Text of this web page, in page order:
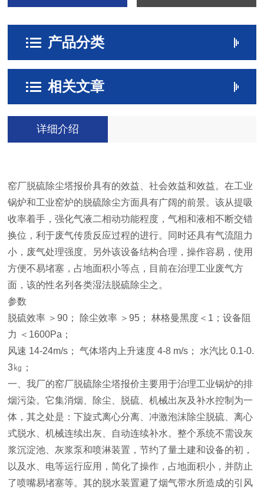
产品分类
相关文章
详细介绍
窑厂脱硫除尘塔报价具有的效益、社会效益和效益。在工业
锅炉和工业窑炉的脱硫除尘方面具有广阔的前景。该从提吸
收率着手，强化气液二相动功能程度，气相和液相不断交错
换位，利于废气传质反应过程的进行。同时还具有气流阻力
小，废气处理强度。另外该设备结构合理，操作容易，使用
方便不易堵塞，占地面积小等点，目前在治理工业废气方
面，该的性名列各类湿法脱硫除尘之。
参数
脱硫效率 ＞90； 除尘效率 ＞95； 林格曼黑度＜1；设备阻
力 ＜1600Pa；
风速 14-24m/s； 气体塔内上升速度 4-8 m/s； 水汽比 0.1-0.
3㎏；
一、我厂的窑厂脱硫除尘塔报价主要用于治理工业锅炉的排
烟污染。它集消烟、除尘、脱硫、机械出灰及补水控制为一
体，其之处是：下旋式离心分离、冲激泡沫除尘脱硫、离心
式脱水、机械连续出灰、自动连续补水。整个系统不需设灰
浆沉淀池、灰浆泵和喷淋装置，节约了量土建和设备的初，
以及水、电等运行应用，简化了操作，占地面积小，并防止
了喷嘴易堵塞等。其的脱水装置避了烟气带水所造成的引风